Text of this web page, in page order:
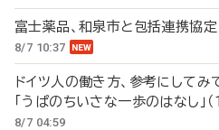
富士薬品、和泉市と包括連携協
8/7 10:37
ドイツ人の働き方、参考にし
「うぱのちいさな一歩のはなし」（
8/7 04:59